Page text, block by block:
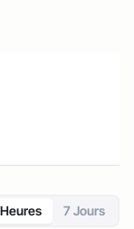
7 Jours